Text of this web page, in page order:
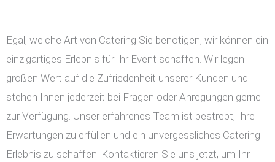
Egal, welche Art von Catering Sie benötigen, wir können ein
einzigartiges Erlebnis für Ihr Event schaffen. Wir legen
großen Wert auf die Zufriedenheit unserer Kunden und
stehen Ihnen jederzeit bei Fragen oder Anregungen gerne
zur Verfügung. Unser erfahrenes Team ist bestrebt, Ihre
Erwartungen zu erfüllen und ein unvergessliches Catering
Erlebnis zu schaffen. Kontaktieren Sie uns jetzt, um Ihr